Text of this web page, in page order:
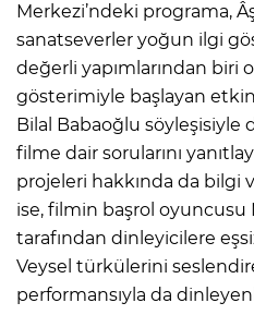
Merkezi’ndeki programa,
sanatseverler yoğun ilgi
değerli yapımlarından biri
gösterimiyle başlayan
Bilal Babaoğlu söyleşisiyle
filme dair sorularını
projeleri hakkında da bilgi
ise, filmin başrol oyuncusu
tarafından dinleyicilere
Veysel türkülerini
performansıyla da